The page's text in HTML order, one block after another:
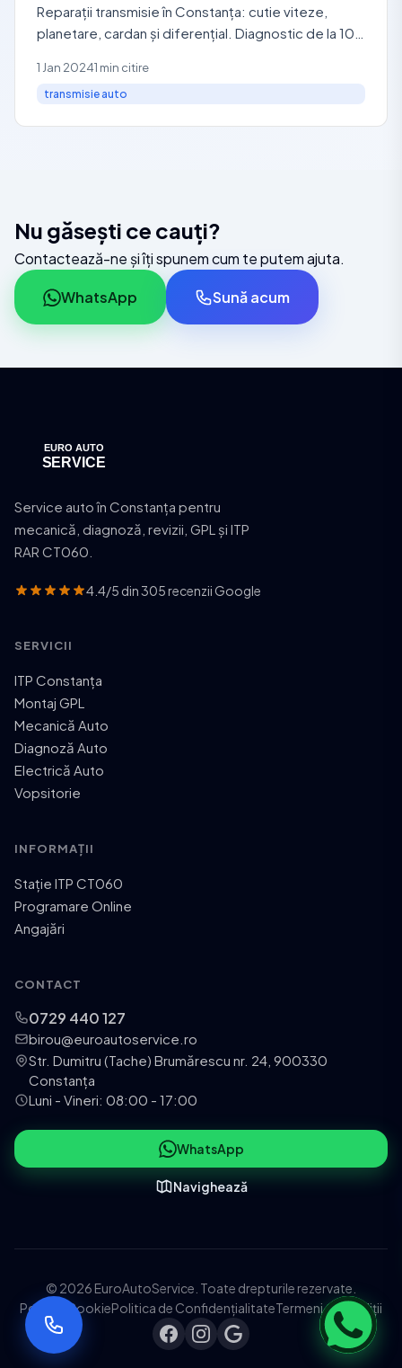
Reparații transmisie în Constanța: cutie viteze,
planetare, cardan și diferențial. Diagnostic de la 100
1 Jan 20241 min citire
transmisie auto
Nu găsești ce cauți?
Contactează-ne și îți spunem cum te putem ajuta.
WhatsApp Sună acum
Service auto în Constanța pentru
mecanică, diagnoză, revizii, GPL și ITP
RAR CT060.
4.4/5 din 305 recenzii Google
SERVICII
ITP Constanța
Montaj GPL
Mecanică Auto
Diagnoză Auto
Electrică Auto
Vopsitorie
INFORMAȚII
Stație ITP CT060
Programare Online
Angajări
CONTACT
0729 440 127
birou@euroautoservice.ro
Str. Dumitru (Tache) Brumărescu nr. 24, 900330
Constanța
Luni - Vineri: 08:00 - 17:00
WhatsApp
Navighează
© 2026 EuroAutoService. Toate drepturile rezervate.
Politica CookiePolitica de ConfidențialitateTermeni și Condiții